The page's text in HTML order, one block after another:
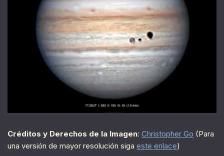
Créditos y Derechos de la Imagen: Christopher Go (Para
una versión de mayor resolución siga este enlace)